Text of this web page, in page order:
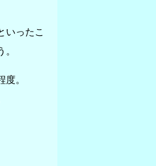
いったこ
。